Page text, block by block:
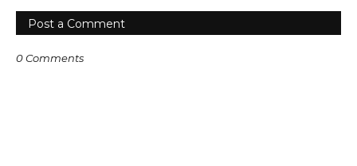
Post a Comment
0 Comments